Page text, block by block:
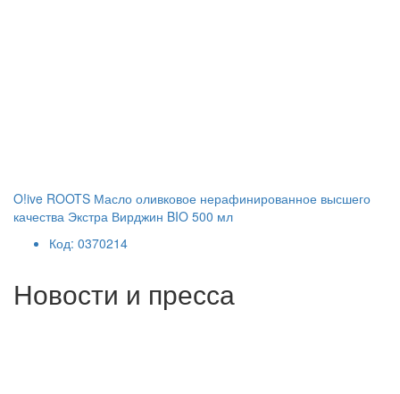
O!ive ROOTS Масло оливковое нерафинированное высшего
качества Экстра Вирджин BIO 500 мл
Код: 0370214
Новости и пресса